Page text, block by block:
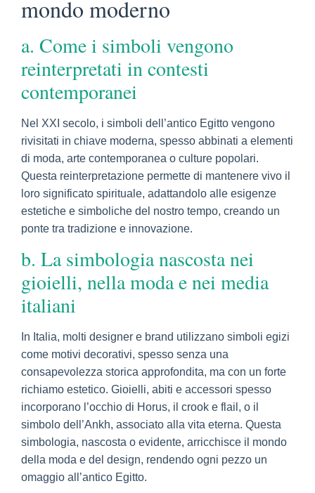
mondo moderno
a. Come i simboli vengono
reinterpretati in contesti
contemporanei
Nel XXI secolo, i simboli dell’antico Egitto vengono
rivisitati in chiave moderna, spesso abbinati a elementi
di moda, arte contemporanea o culture popolari.
Questa reinterpretazione permette di mantenere vivo il
loro significato spirituale, adattandolo alle esigenze
estetiche e simboliche del nostro tempo, creando un
ponte tra tradizione e innovazione.
b. La simbologia nascosta nei
gioielli, nella moda e nei media
italiani
In Italia, molti designer e brand utilizzano simboli egizi
come motivi decorativi, spesso senza una
consapevolezza storica approfondita, ma con un forte
richiamo estetico. Gioielli, abiti e accessori spesso
incorporano l’occhio di Horus, il crook e flail, o il
simbolo dell’Ankh, associato alla vita eterna. Questa
simbologia, nascosta o evidente, arricchisce il mondo
della moda e del design, rendendo ogni pezzo un
omaggio all’antico Egitto.